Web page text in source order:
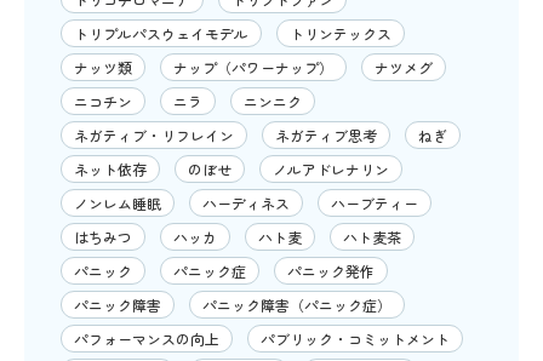
トリプルパスウェイモデル
トリンテックス
ナッツ類
ナップ（パワーナップ）
ナツメグ
ニコチン
ニラ
ニンニク
ネガティブ・リフレイン
ネガティブ思考
ねぎ
ネット依存
のぼせ
ノルアドレナリン
ノンレム睡眠
ハーディネス
ハーブティー
はちみつ
ハッカ ハト麦
ハト麦茶
パニック
パニック症
パニック発作
パニック障害
パニック障害（パニック症）
パフォーマンスの向上
パブリック・コミットメント